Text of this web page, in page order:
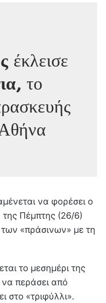
έκλεισε
το
να φορέσει ο
Πέμπτης (26/6)
«πράσινων» με τη
το μεσημέρι της
περάσει από
στο «τριφύλλι».